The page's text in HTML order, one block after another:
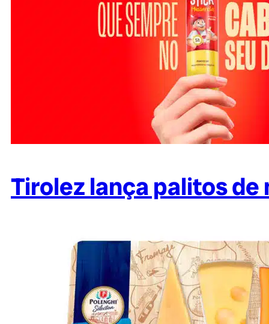
Tirolez lança palitos de